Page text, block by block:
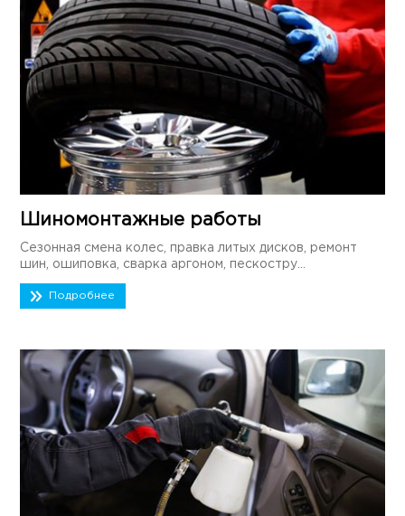
Шиномонтажные работы
Сезонная смена колес, правка литых дисков, ремонт
шин, ошиповка, сварка аргоном, пескостру...
Подробнее